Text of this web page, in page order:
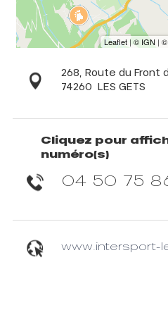
268, Route du Front
74260 LES GETS
Cliquez pour
numéro(s)
04 50 75
www.intersport-